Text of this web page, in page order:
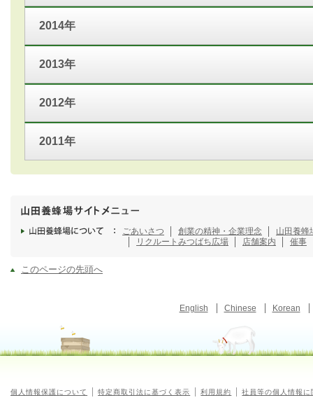
2014年
2013年
2012年
2011年
ごあいさつ 創業の精神・企業理念
山田養蜂
リクルート みつばち広場 店舗案内 催事
このページの先頭へ
English Chinese Korean
個人情報保護について 特定商取引法に基づく表示 利用規約 社員等の個人情報